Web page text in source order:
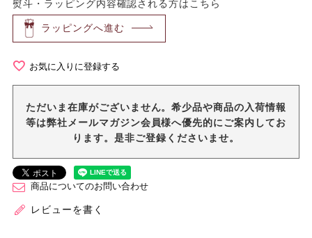
熨斗・ラッピング内容確認される方はこちら
ラッピングへ進む
お気に入りに登録する
ただいま在庫がございません。希少品や商品の入荷情報
等は弊社メールマガジン会員様へ優先的にご案内してお
ります。是非ご登録くださいませ。
商品についてのお問い合わせ
レビューを書く